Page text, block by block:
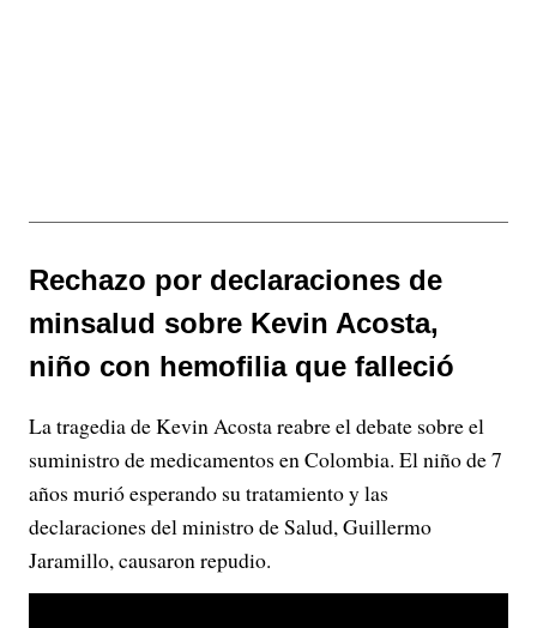
Rechazo por declaraciones de
minsalud sobre Kevin Acosta,
niño con hemofilia que falleció
La tragedia de Kevin Acosta reabre el debate sobre el
suministro de medicamentos en Colombia. El niño de 7
años murió esperando su tratamiento y las
declaraciones del ministro de Salud, Guillermo
Jaramillo, causaron repudio.